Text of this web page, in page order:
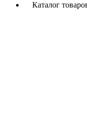
Каталог